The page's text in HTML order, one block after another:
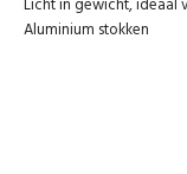
Licht in gewicht, ideaal
Aluminium stokken